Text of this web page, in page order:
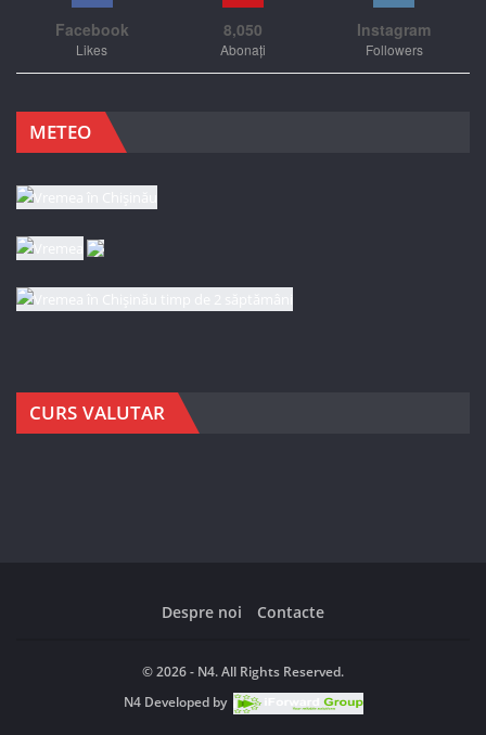
Facebook
Likes
8,050
Abonați
Instagram
Followers
METEO
CURS VALUTAR
Despre noi Contacte
© 2026 - N4. All Rights Reserved.
N4Developed by